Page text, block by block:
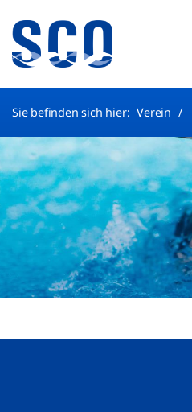
Sie befinden sich hier: Verein